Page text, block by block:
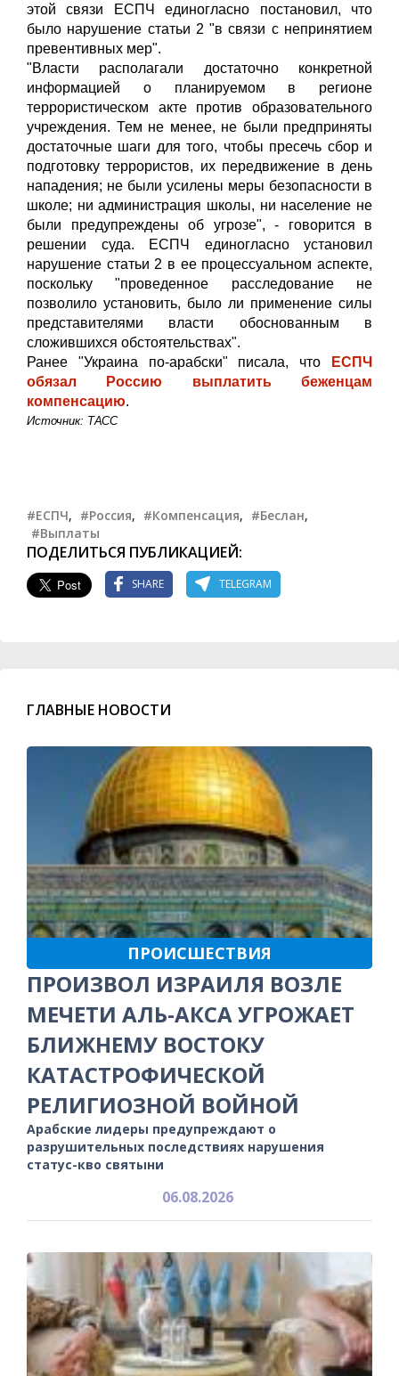
этой связи ЕСПЧ единогласно постановил, что
было нарушение статьи 2 "в связи с непринятием
превентивных мер".
"Власти располагали достаточно конкретной
информацией о планируемом в регионе
террористическом акте против образовательного
учреждения. Тем не менее, не были предприняты
достаточные шаги для того, чтобы пресечь сбор и
подготовку террористов, их передвижение в день
нападения; не были усилены меры безопасности в
школе; ни администрация школы, ни население не
были предупреждены об угрозе", - говорится в
решении суда. ЕСПЧ единогласно установил
нарушение статьи 2 в ее процессуальном аспекте,
поскольку "проведенное расследование не
позволило установить, было ли применение силы
представителями власти обоснованным в
сложившихся обстоятельствах".
Ранее "Украина по-арабски" писала, что
ЕСПЧ
обязал Россию выплатить беженцам
компенсацию.
Источник: ТАСС
#ЕСПЧ, #Россия, #Компенсация, #Беслан,
#Выплаты
ПОДЕЛИТЬСЯ ПУБЛИКАЦИЕЙ:
SHARE TELEGRAM
ГЛАВНЫЕ НОВОСТИ
ПРОИСШЕСТВИЯ
ПРОИЗВОЛ ИЗРАИЛЯ ВОЗЛЕ
МЕЧЕТИ АЛЬ-АКСА УГРОЖАЕТ
БЛИЖНЕМУ ВОСТОКУ
КАТАСТРОФИЧЕСКОЙ
РЕЛИГИОЗНОЙ ВОЙНОЙ
Арабские лидеры предупреждают о
разрушительных последствиях нарушения
статус-кво святыни
06.08.2026